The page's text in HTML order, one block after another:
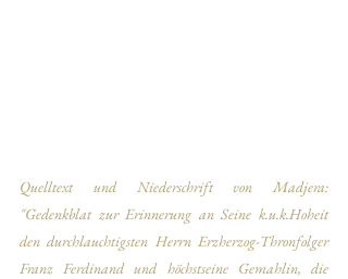
Quelltext und Niederschrift von Madjera:
"Gedenkblat zur Erinnerung an Seine k.u.k.Hoheit
den durchlauchtigsten Herrn Erzherzog-Thronfolger
Franz Ferdinand und höchstseine Gemahlin, die